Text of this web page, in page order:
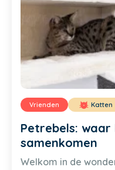
Vrienden Katten
Petrebels:
samenkomen
Welkom in de